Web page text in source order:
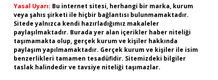
Yasal Uyarı: Bu internet sitesi, herhangi bir marka, kurum
veya şahıs şirketi ile hiçbir bağlantısı bulunmamaktadır.
Sitede yalnızca kendi hazırladığımız makaleler
paylaşılmaktadır. Burada yer alan içerikler haber niteliği
taşımamakta olup, gerçek kurum ve kişiler hakkında
paylaşım yapılmamaktadır. Gerçek kurum ve kişiler ile isim
benzerlikleri tamamen tesadüfidir. Sitemizdeki bilgiler
taslak halindedir ve tavsiye niteliği taşımazlar.